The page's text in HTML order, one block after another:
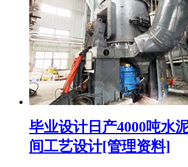
毕业设计日产4000吨水
间工艺设计[管理资料]